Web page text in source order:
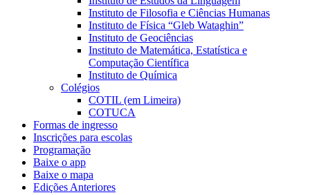
Instituto de Filosofia e Ciências Humanas
Instituto de Física “Gleb Wataghin”
Instituto de Geociências
Instituto de Matemática, Estatística e
Computação Científica
Instituto de Química
Colégios
COTIL (em Limeira)
COTUCA
Formas de ingresso
Inscrições para escolas
Programação
Baixe o app
Baixe o mapa
Edições Anteriores